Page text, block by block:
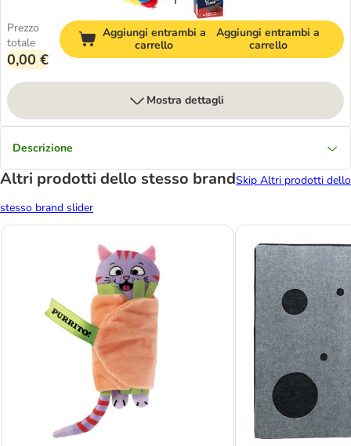
Prezzo
totale
0,00 €
Aggiungi entrambi a
carrello
Aggiungi entrambi a
carrello
Mostra dettagli
Descrizione
Altri prodotti dello stesso brandSkip Altri prodotti dello
stesso brand slider